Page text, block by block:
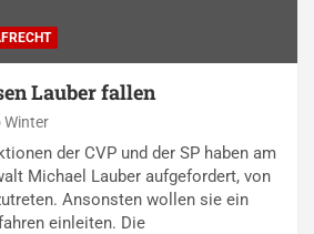
Lauber fallen
Winter
der CVP und der SP haben am
Michael Lauber aufgefordert, von
Ansonsten wollen sie ein
einleiten. Die